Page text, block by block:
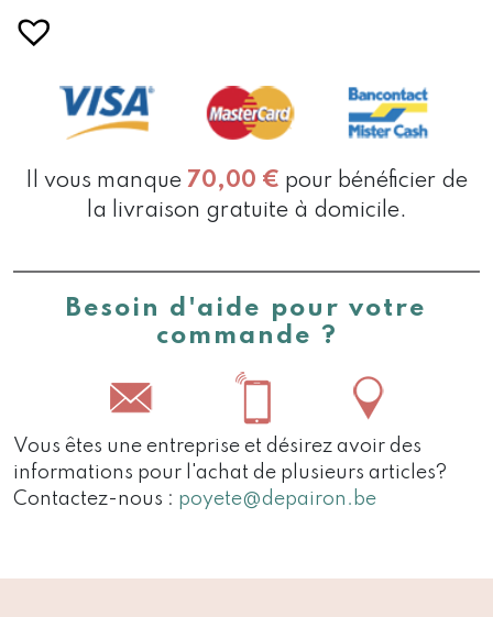
Il vous manque 70,00 € pour bénéficier de
la livraison gratuite à domicile.
Besoin d'aide pour votre
commande ?
Vous êtes une entreprise et désirez avoir des
informations pour l'achat de plusieurs articles?
Contactez-nous : poyete@depairon.be